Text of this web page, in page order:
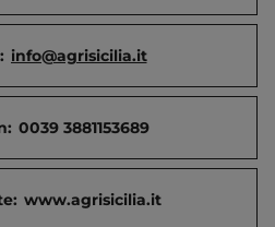
info@agrisicilia.it
0039 3881153689
www.agrisicilia.it